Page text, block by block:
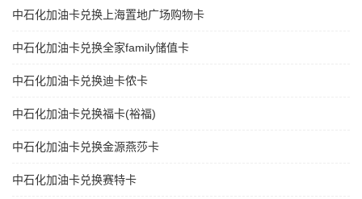
中石化加油卡兑换上海置地广场购物卡
中石化加油卡兑换全家family储值卡
中石化加油卡兑换迪卡侬卡
中石化加油卡兑换福卡(裕福)
中石化加油卡兑换金源燕莎卡
中石化加油卡兑换赛特卡